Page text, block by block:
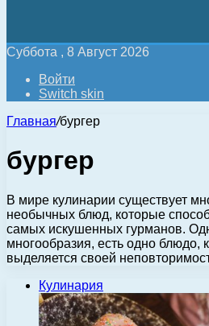
Суббота , 8 Август 2026
Войти
Switch skin
Главная/бургер
бургер
В мире кулинарии существует
необычных блюд, которые
самых искушенных гурманов.
многообразия, есть одно блюдо,
выделяется своей
Кулинария